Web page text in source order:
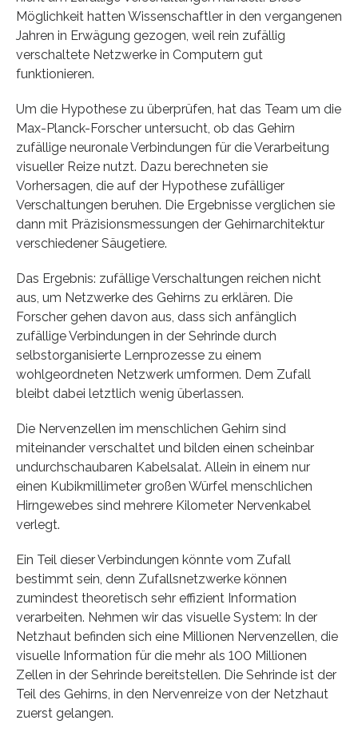
Möglichkeit hatten Wissenschaftler in den vergangenen
Jahren in Erwägung gezogen, weil rein zufällig
verschaltete Netzwerke in Computern gut
funktionieren.
Um die Hypothese zu überprüfen, hat das Team um die
Max-Planck-Forscher untersucht, ob das Gehirn
zufällige neuronale Verbindungen für die Verarbeitung
visueller Reize nutzt. Dazu berechneten sie
Vorhersagen, die auf der Hypothese zufälliger
Verschaltungen beruhen. Die Ergebnisse verglichen sie
dann mit Präzisionsmessungen der Gehirnarchitektur
verschiedener Säugetiere.
Das Ergebnis: zufällige Verschaltungen reichen nicht
aus, um Netzwerke des Gehirns zu erklären. Die
Forscher gehen davon aus, dass sich anfänglich
zufällige Verbindungen in der Sehrinde durch
selbstorganisierte Lernprozesse zu einem
wohlgeordneten Netzwerk umformen. Dem Zufall
bleibt dabei letztlich wenig überlassen.
Die Nervenzellen im menschlichen Gehirn sind
miteinander verschaltet und bilden einen scheinbar
undurchschaubaren Kabelsalat. Allein in einem nur
einen Kubikmillimeter großen Würfel menschlichen
Hirngewebes sind mehrere Kilometer Nervenkabel
verlegt.
Ein Teil dieser Verbindungen könnte vom Zufall
bestimmt sein, denn Zufallsnetzwerke können
zumindest theoretisch sehr effizient Information
verarbeiten. Nehmen wir das visuelle System: In der
Netzhaut befinden sich eine Millionen Nervenzellen, die
visuelle Information für die mehr als 100 Millionen
Zellen in der Sehrinde bereitstellen. Die Sehrinde ist der
Teil des Gehirns, in den Nervenreize von der Netzhaut
zuerst gelangen.